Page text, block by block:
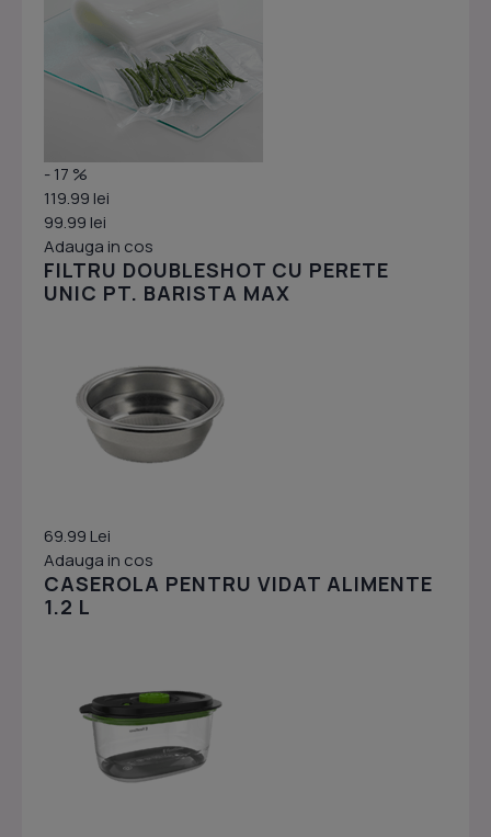
- 17 %
119.99 lei
99.99 lei
Adauga in cos
FILTRU DOUBLESHOT CU PERETE
UNIC PT. BARISTA MAX
69.99 Lei
Adauga in cos
CASEROLA PENTRU VIDAT ALIMENTE
1.2 L